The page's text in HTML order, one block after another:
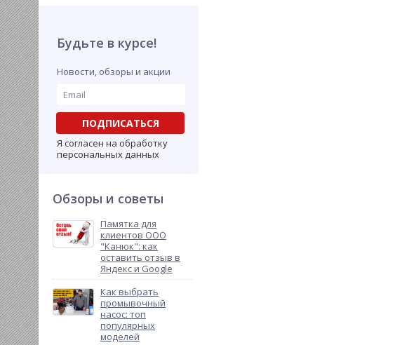
Будьте в курсе!
Новости, обзоры и акции
ПОДПИСАТЬСЯ
Я согласен на обработку
персональных данных
Обзоры и советы
Памятка для
клиентов ООО
"Канюк": как
оставить отзыв в
Яндекс и Google
Как выбрать
промывочный
насос: топ
популярных
моделей